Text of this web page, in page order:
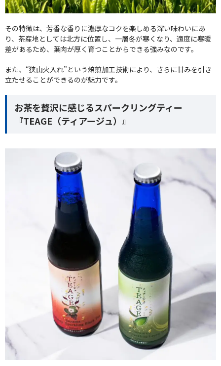
その特徴は、芳香な香りに濃厚なコクを楽しめる深い味わいにあ
り、茶産地としては北方に位置し、一層冬が寒くなり、適度に寒暖
差があるため、葉肉が厚く育つことからできる強みなのです。
また、“狭山火入れ”という焙煎加工技術により、さらに甘みを引き
立たせることができるのが魅力です。
お茶を贅沢に感じるスパークリングティー
『TEAGE（ティアージュ）』